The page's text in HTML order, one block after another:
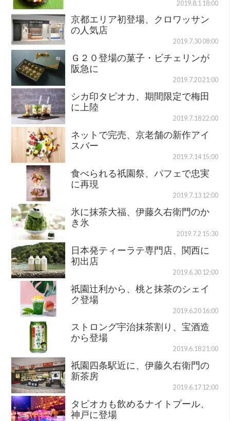
2019.8.1 18:00
京都エリア初登場、クロワッサン
の人気店
2019.7.30 08:00
Ｇ２０登場の菓子・ビチェリンが
阪急に
2019.7.20 21:00
シカ印タピオカ、期間限定で梅田
に上陸
2019.7.18 22:00
ネットで完売、京老舗の新作アイ
スバー
2019.7.14 15:00
食べられる祇園祭、パフェで忠実
に再現
2019.7.13 12:00
氷に抹茶大福、伊藤久右衛門のか
き氷
2019.7.2 15:30
日本発ティーラテ専門店、関西に
初出店
2019.6.30 12:00
祇園辻利から、桃と抹茶のシェイ
ク登場
2019.6.20 16:00
ストロング宇治抹茶割り、宝酒造
から登場
2019.6.18 21:00
祇園四条駅近に、伊藤久右衛門の
新茶房
2019.6.17 12:00
タピオカも飲めるナイトプール、
神戸に登場